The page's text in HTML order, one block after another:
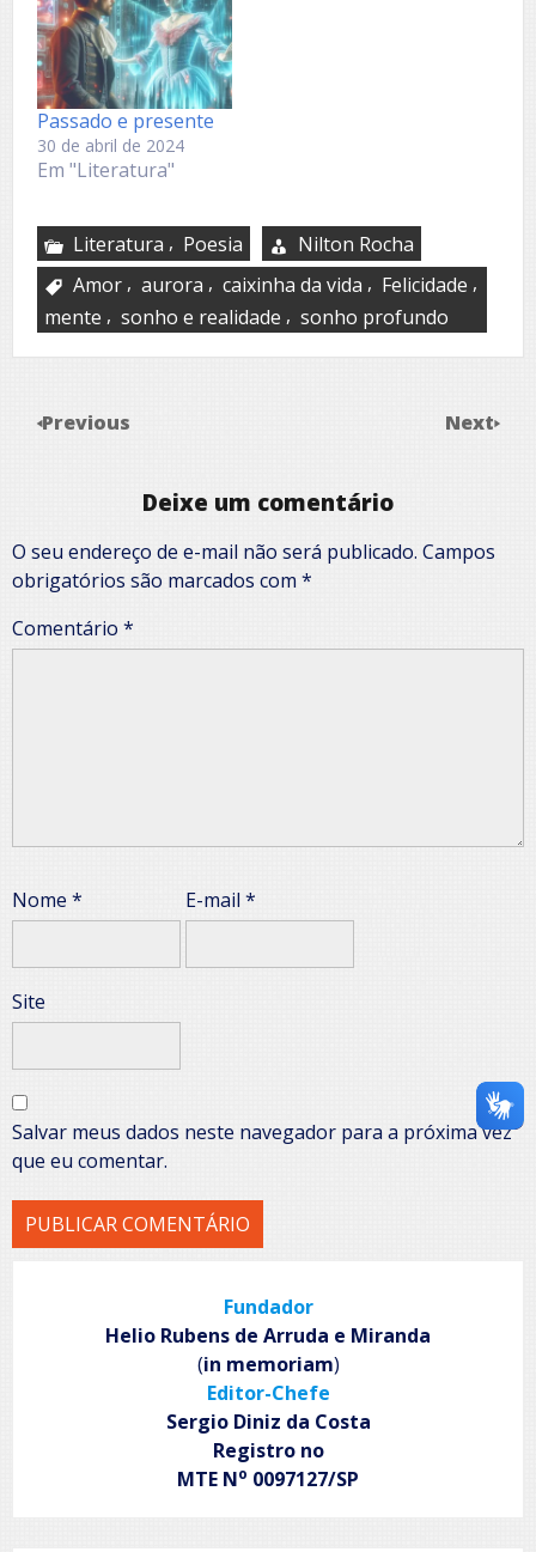
Passado e presente
30 de abril de 2024
Em "Literatura"
Literatura , Poesia
Nilton Rocha
Amor , aurora , caixinha da vida , Felicidade ,
mente , sonho e realidade , sonho profundo
Previous Next
Deixe um comentário
O seu endereço de e-mail não será publicado. Campos
obrigatórios são marcados com *
Comentário *
Nome * E-mail*
Site
Salvar meus dados neste navegador para a próxima vez
que eu comentar.
Fundador
Helio Rubens de Arruda e Miranda
(in memoriam)
Editor-Chefe
Sergio Diniz da Costa
Registro no
MTE No 0097127/SP